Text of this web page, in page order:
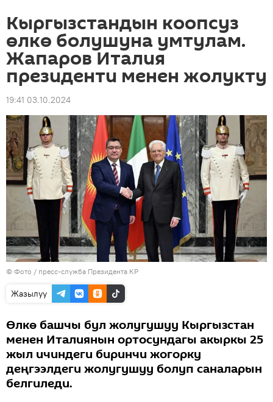
Кыргызстандын коопсуз
өлкө болушуна умтулам.
Жапаров Италия
президенти менен жолукту
19:41 03.10.2024
© Фото / пресс-служба Президента КР
Жазылуу
Өлкө башчы бул жолугушуу Кыргызстан
менен Италиянын ортосундагы акыркы 25
жыл ичиндеги биринчи жогорку
деңгээлдеги жолугушуу болуп саналарын
белгиледи.